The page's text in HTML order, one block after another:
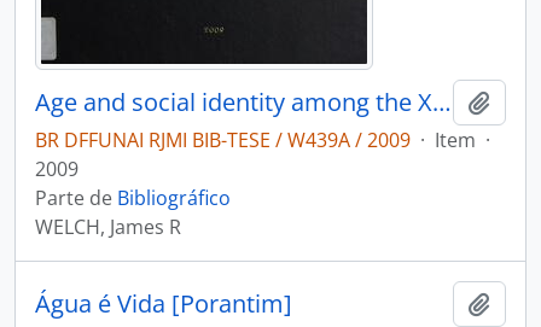
Age and social identity among the Xavante of Central Brazil
BR DFFUNAI RJMI BIB-TESE / W439A / 2009 · Item ·
2009
Parte de Bibliográfico
WELCH, James R
Água é Vida [Porantim]